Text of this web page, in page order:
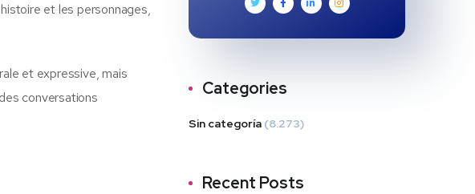
et les personnages,
et expressive, mais
conversations
Categories
Sin categoría (8.273)
Recent Posts